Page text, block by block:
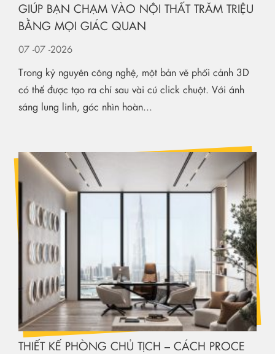
GIÚP BẠN CHẠM VÀO NỘI THẤT TRĂM TRIỆU
BẰNG MỌI GIÁC QUAN
07 -07 -2026
Trong kỷ nguyên công nghệ, một bản vẽ phối cảnh 3D
có thể được tạo ra chỉ sau vài cú click chuột. Với ánh
sáng lung linh, góc nhìn hoàn...
THIẾT KẾ PHÒNG CHỦ TỊCH – CÁCH PROCE